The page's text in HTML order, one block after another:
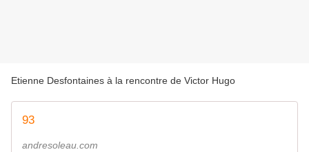
Etienne Desfontaines à la rencontre de Victor Hugo
93
andresoleau.com